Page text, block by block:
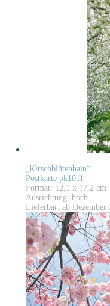
„Kirschblütenhain“
Postkarte pk1011
Format: 12,1 x 17,2 cm
Ausrichtung: hoch
Lieferbar: ab Dezember